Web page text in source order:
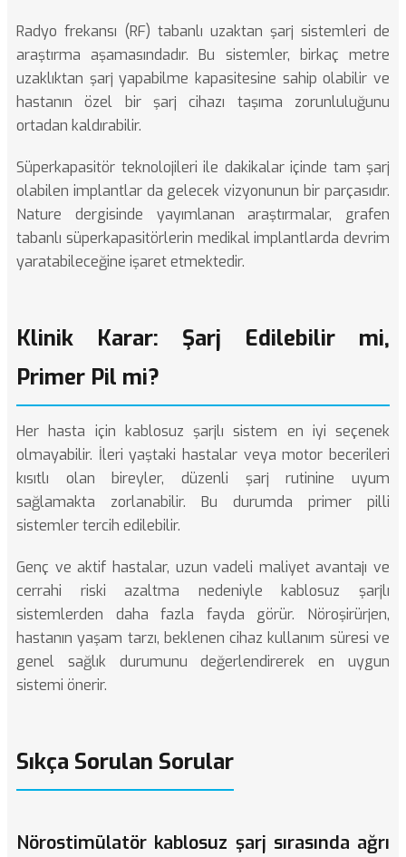
Radyo frekansı (RF) tabanlı uzaktan şarj sistemleri de
araştırma aşamasındadır. Bu sistemler, birkaç metre
uzaklıktan şarj yapabilme kapasitesine sahip olabilir ve
hastanın özel bir şarj cihazı taşıma zorunluluğunu
ortadan kaldırabilir.
Süperkapasitör teknolojileri ile dakikalar içinde tam şarj
olabilen implantlar da gelecek vizyonunun bir parçasıdır.
Nature dergisinde yayımlanan araştırmalar, grafen
tabanlı süperkapasitörlerin medikal implantlarda devrim
yaratabileceğine işaret etmektedir.
Klinik Karar: Şarj Edilebilir mi,
Primer Pil mi?
Her hasta için kablosuz şarjlı sistem en iyi seçenek
olmayabilir. İleri yaştaki hastalar veya motor becerileri
kısıtlı olan bireyler, düzenli şarj rutinine uyum
sağlamakta zorlanabilir. Bu durumda primer pilli
sistemler tercih edilebilir.
Genç ve aktif hastalar, uzun vadeli maliyet avantajı ve
cerrahi riski azaltma nedeniyle kablosuz şarjlı
sistemlerden daha fazla fayda görür. Nöroşirürjen,
hastanın yaşam tarzı, beklenen cihaz kullanım süresi ve
genel sağlık durumunu değerlendirerek en uygun
sistemi önerir.
Sıkça Sorulan Sorular
Nörostimülatör kablosuz şarj sırasında ağrı